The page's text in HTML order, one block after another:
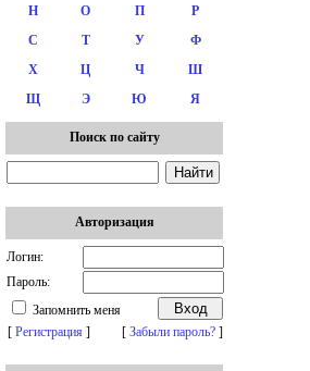
Н
О П
Р
С
Т У
Ф
Х
Ц Ч
Ш
Щ
Э Ю Я
Поиск по сайту
Авторизация
Логин:
Пароль:
Запомнить меня
[ Регистрация ] [ Забыли пароль? ]